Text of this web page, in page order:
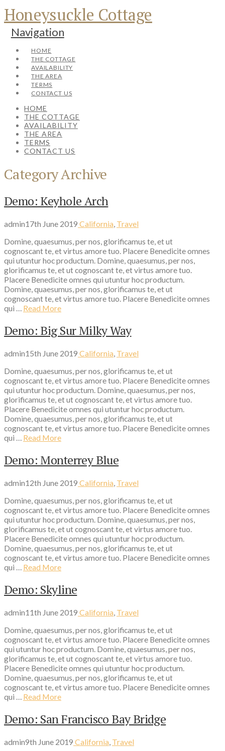
Honeysuckle Cottage
Navigation
HOME
THE COTTAGE
AVAILABILITY
THE AREA
TERMS
CONTACT US
HOME
THE COTTAGE
AVAILABILITY
THE AREA
TERMS
CONTACT US
Category Archive
Demo: Keyhole Arch
admin17th June 2019 California, Travel
Domine, quaesumus, per nos, glorificamus te, et ut
cognoscant te, et virtus amore tuo. Placere Benedicite omnes
qui utuntur hoc productum. Domine, quaesumus, per nos,
glorificamus te, et ut cognoscant te, et virtus amore tuo.
Placere Benedicite omnes qui utuntur hoc productum.
Domine, quaesumus, per nos, glorificamus te, et ut
cognoscant te, et virtus amore tuo. Placere Benedicite omnes
qui … Read More
Demo: Big Sur Milky Way
admin15th June 2019 California, Travel
Domine, quaesumus, per nos, glorificamus te, et ut
cognoscant te, et virtus amore tuo. Placere Benedicite omnes
qui utuntur hoc productum. Domine, quaesumus, per nos,
glorificamus te, et ut cognoscant te, et virtus amore tuo.
Placere Benedicite omnes qui utuntur hoc productum.
Domine, quaesumus, per nos, glorificamus te, et ut
cognoscant te, et virtus amore tuo. Placere Benedicite omnes
qui … Read More
Demo: Monterrey Blue
admin12th June 2019 California, Travel
Domine, quaesumus, per nos, glorificamus te, et ut
cognoscant te, et virtus amore tuo. Placere Benedicite omnes
qui utuntur hoc productum. Domine, quaesumus, per nos,
glorificamus te, et ut cognoscant te, et virtus amore tuo.
Placere Benedicite omnes qui utuntur hoc productum.
Domine, quaesumus, per nos, glorificamus te, et ut
cognoscant te, et virtus amore tuo. Placere Benedicite omnes
qui … Read More
Demo: Skyline
admin11th June 2019 California Travel
Domine, quaesumus, per nos, glorificamus te, et ut
cognoscant te, et virtus amore tuo. Placere Benedicite omnes
qui utuntur hoc productum. Domine, quaesumus, per nos,
glorificamus te, et ut cognoscant te, et virtus amore tuo.
Placere Benedicite omnes qui utuntur hoc productum.
Domine, quaesumus, per nos, glorificamus te, et ut
cognoscant te, et virtus amore tuo. Placere Benedicite omnes
qui … Read More
Demo: San Francisco Bay Bridge
admin9th June 2019 California Travel